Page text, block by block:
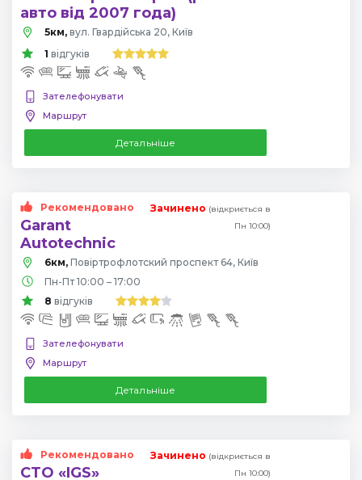
авто від 2007 года)
5км, вул. Гвардійська 20, Київ
1 відгуків
Зателефонувати
Маршрут
Детальніше
Рекомендовано
Garant
Autotechnic
Зачинено (відкриється в
Пн 10:00)
6км,
Повіртрофлотский проспект 64, Київ
Пн-Пт 10:00 – 17:00
8 відгуків
Зателефонувати
Маршрут
Детальніше
Рекомендовано
СТО «IGS»
Зачинено (відкриється в
Пн 10:00)